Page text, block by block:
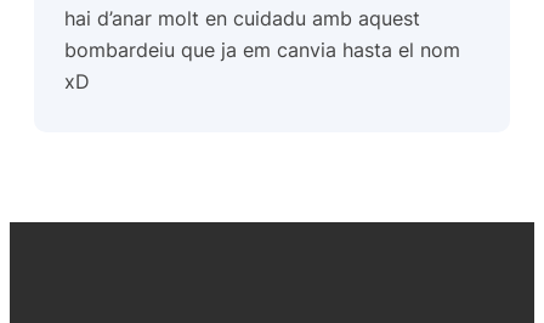
hai d’anar molt en cuidadu amb aquest
bombardeiu que ja em canvia hasta el nom
xD